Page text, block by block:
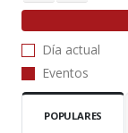
Día actual
Eventos
POPULARES